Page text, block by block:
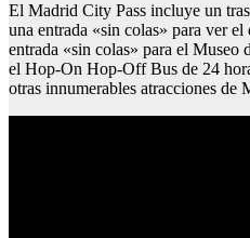
El Madrid City Pass incluye un
una entrada «sin colas» para ver
entrada «sin colas» para el Museo
el Hop-On Hop-Off Bus de 24
otras innumerables atracciones de